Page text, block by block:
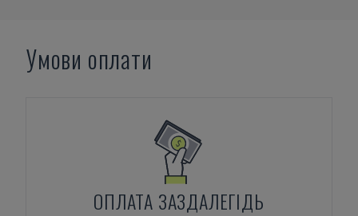
Умови оплати
ОПЛАТА ЗАЗДАЛЕГІДЬ